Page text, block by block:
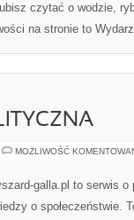
czytać o wodzie,
na stronie to
MOŻLIWOŚĆ
galla.pl to serwis
o społeczeństwie.